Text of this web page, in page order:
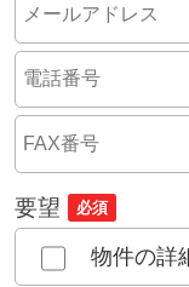
要望 必須
物件の詳